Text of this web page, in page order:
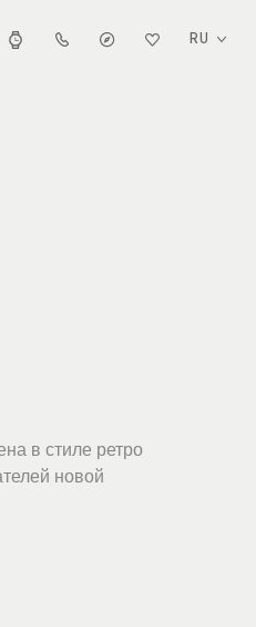
RU
в стиле ретро
новой